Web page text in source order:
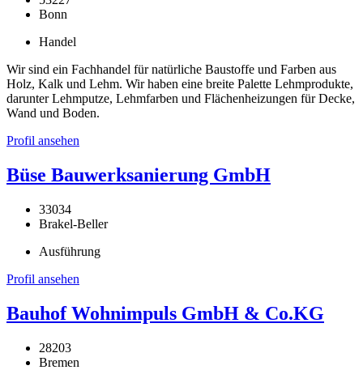
Bonn
Handel
Wir sind ein Fachhandel für natürliche Baustoffe und Farben aus
Holz, Kalk und Lehm. Wir haben eine breite Palette Lehmprodukte,
darunter Lehmputze, Lehmfarben und Flächenheizungen für Decke,
Wand und Boden.
Profil ansehen
Büse Bauwerksanierung GmbH
33034
Brakel-Beller
Ausführung
Profil ansehen
Bauhof Wohnimpuls GmbH & Co.KG
28203
Bremen